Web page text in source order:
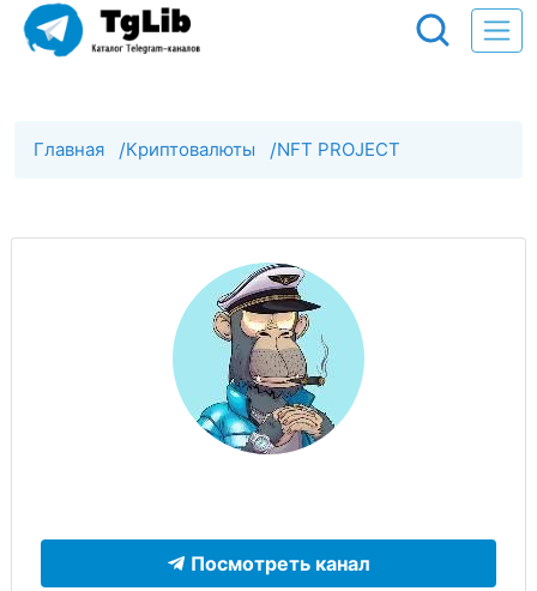
Главная /Криптовалюты /NFT PROJECT
Посмотреть канал